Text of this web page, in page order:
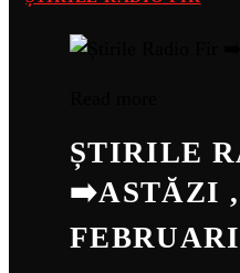
ȘTIRILE
➡️ASTĂZI